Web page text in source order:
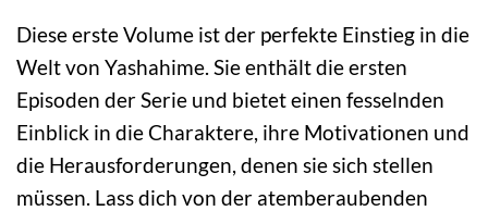
Diese erste Volume ist der perfekte Einstieg in die
Welt von Yashahime. Sie enthält die ersten
Episoden der Serie und bietet einen fesselnden
Einblick in die Charaktere, ihre Motivationen und
die Herausforderungen, denen sie sich stellen
müssen. Lass dich von der atemberaubenden